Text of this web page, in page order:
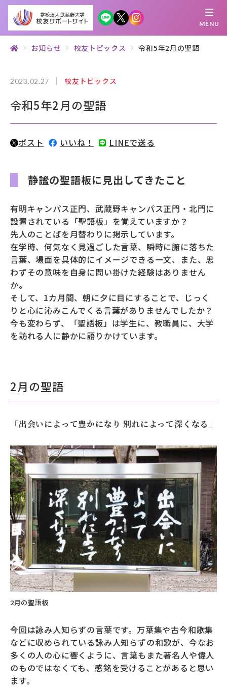
MENU
校友サポートサイトとは
母校について
お知らせ
創立100周年記念事業
募財（寄付）
採用情報
各種手続き・ご案内
卒業後の学び
お知らせ 校友トピックス 令和5年2月の聖語
2023.02.27 校友トピックス
令和5年2月の聖語
ポスト いいね！ LINEで送る
静謐の聖語板に見出してきたこと
有明キャンパス正門、武蔵野キャンパス正門・北門に
設置されている「聖語板」を覚えていますか？
先人のことばを月替わりに掲示しています。
在学時、何気なく見過ごした言葉、瞬時に腑に落ちた
言葉、場面を具体的にイメージできる一文、また、思
わずその意味を自身に問い掛けた経験はありません
か。
そして、1カ月間、朝に夕に目にすることで、じっく
りと心に沁みこんでくる言葉がありませんでしたか？
今も変わらず、「聖語板」は学生に、教職員に、大学
を訪れる人に静かに語りかけています。
2月の聖語
「出会いによって豊かになり 別れによって深くなる」
2月の聖語板
今回は詠み人知らずの言葉です。万葉集や古今和歌集
などに収められている詠み人知らずの和歌が、今なお
多くの人の心に響くように、言葉もまた著名人や偉人
のものではなくても、感銘を受けることがあると思い
ます。